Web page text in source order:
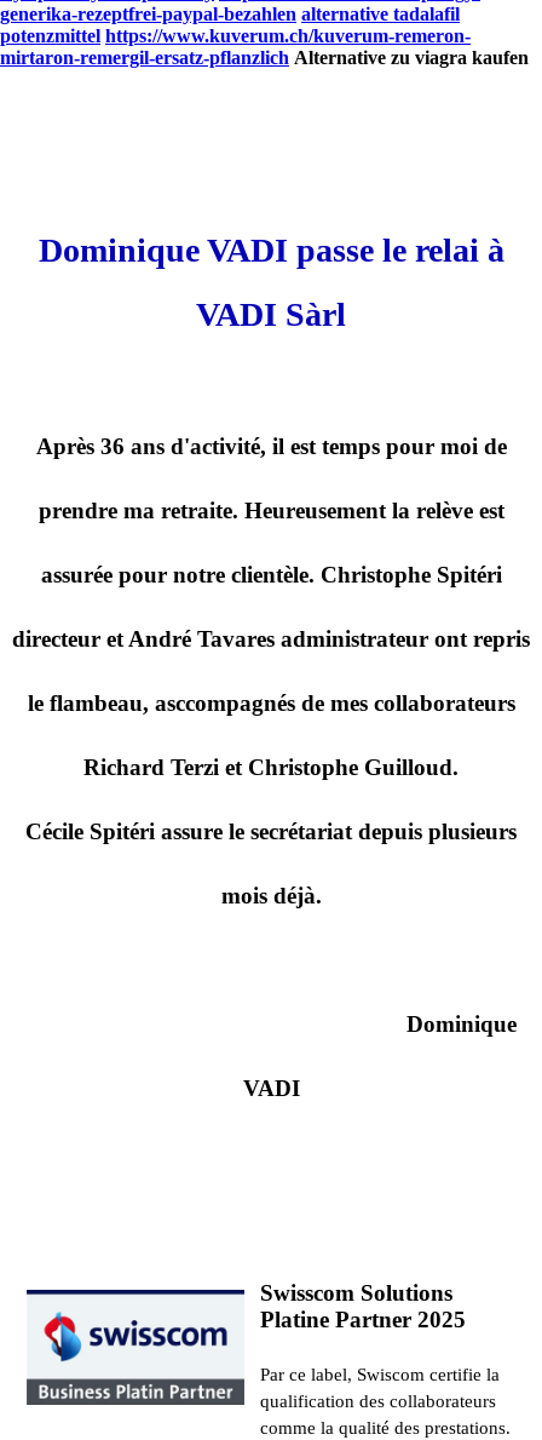
generika-rezeptfrei-paypal-bezahlen alternative tadalafil
potenzmittel https://www.kuverum.ch/kuverum-remeron-
mirtaron-remergil-ersatz-pflanzlich Alternative zu viagra kaufen
Dominique VADI passe le relai à
VADI Sàrl
Après 36 ans d'activité, il est temps pour moi de
prendre ma retraite. Heureusement la relève est
assurée pour notre clientèle. Christophe Spitéri
directeur et André Tavares administrateur ont repris
le flambeau, asccompagnés de mes collaborateurs
Richard Terzi et Christophe Guilloud.
Cécile Spitéri assure le secrétariat depuis plusieurs
mois déjà.
Dominique
VADI
Swisscom Solutions
Platine Partner 2025
Par ce label, Swiscom certifie la
qualification des collaborateurs
comme la qualité des prestations.